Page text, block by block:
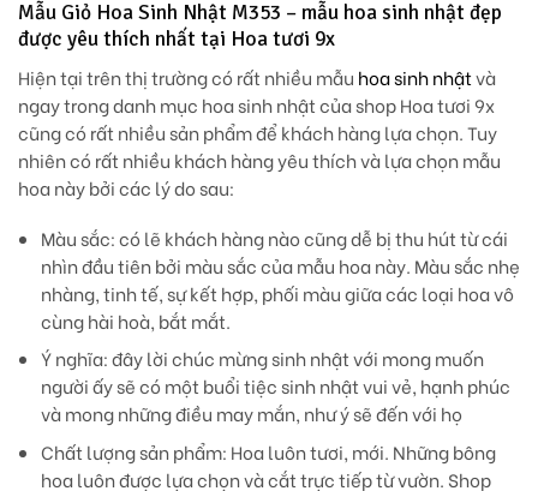
Mẫu Giỏ Hoa Sinh Nhật M353 – mẫu hoa sinh nhật đẹp
được yêu thích nhất tại Hoa tươi 9x
Hiện tại trên thị trường có rất nhiều mẫu hoa sinh nhậtvà
ngay trong danh mục hoa sinh nhật của shop Hoa tươi 9x
cũng có rất nhiều sản phẩm để khách hàng lựa chọn. Tuy
nhiên có rất nhiều khách hàng yêu thích và lựa chọn mẫu
hoa này bởi các lý do sau:
Màu sắc:có lẽ khách hàng nào cũng dễ bị thu hút từ cái
nhìn đầu tiên bởi màu sắc của mẫu hoa này. Màu sắc nhẹ
nhàng, tinh tế, sự kết hợp, phối màu giữa các loại hoa vô
cùng hài hoà, bắt mắt.
Ý nghĩa:đây lời chúc mừng sinh nhật với mong muốn
người ấy sẽ có một buổi tiệc sinh nhật vui vẻ, hạnh phúc
và mong những điều may mắn, như ý sẽ đến với họ
Chất lượng sản phẩm: Hoa luôn tươi, mới. Những bông
hoa luôn được lựa chọn và cắt trực tiếp từ vườn. Shop